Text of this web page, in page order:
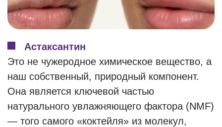
Астаксантин
Это не чужеродное химическое вещество, а
наш собственный, природный компонент.
Она является ключевой частью
натурального увлажняющего фактора (NMF)
— того самого «коктейля» из молекул,